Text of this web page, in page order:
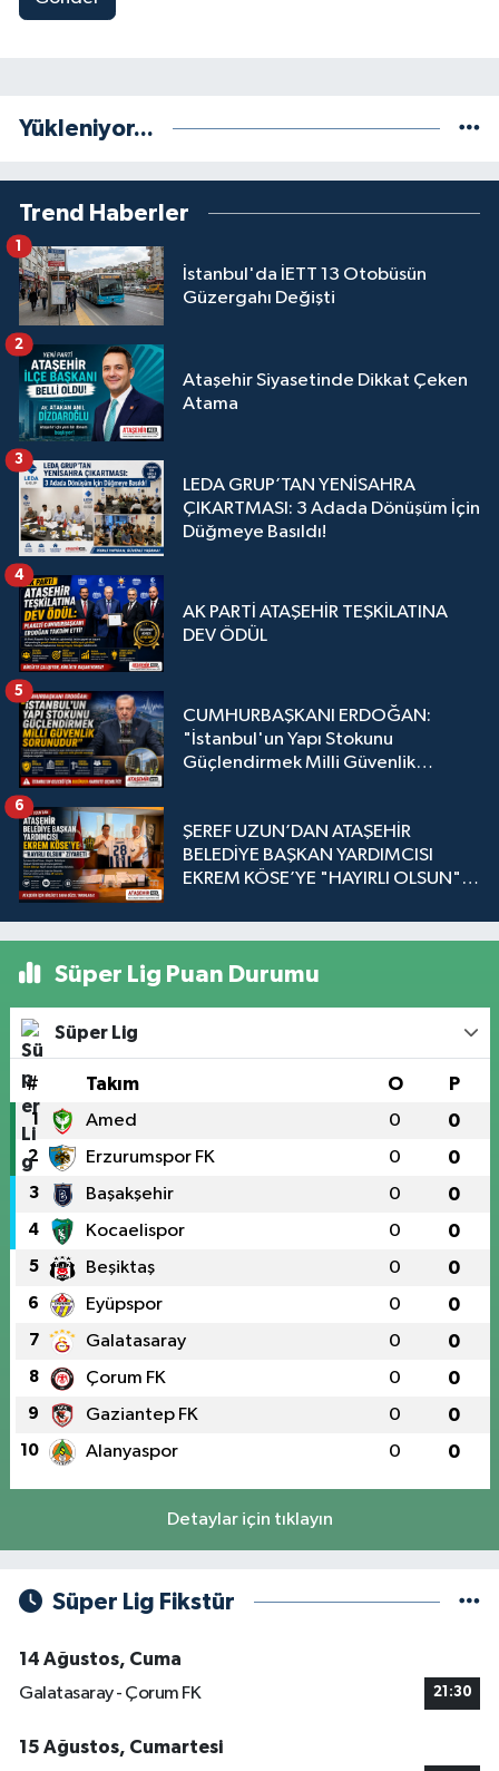
Yükleniyor...
Trend Haberler
İstanbul'da İETT 13 Otobüsün
Güzergahı Değişti
1
Ataşehir Siyasetinde Dikkat Çeken
Atama
2
LEDA GRUP’TAN YENİSAHRA
ÇIKARTMASI: 3 Adada Dönüşüm İçin
Düğmeye Basıldı!
3
AK PARTİ ATAŞEHİR TEŞKİLATINA
DEV ÖDÜL
4
CUMHURBAŞKANI ERDOĞAN:
"İstanbul'un Yapı Stokunu
Güçlendirmek Milli Güvenlik
5
ŞEREF UZUN’DAN ATAŞEHİR
BELEDİYE BAŞKAN YARDIMCISI
EKREM KÖSE’YE "HAYIRLI OLSUN"
6
Süper Lig Puan Durumu
Süper Lig
# Takım O P
1 Amed 0 0
2 Erzurumspor FK 0 0
3 Başakşehir 0 0
4 Kocaelispor 0 0
5 Beşiktaş 0 0
6 Eyüpspor 0 0
7 Galatasaray 0 0
8 Çorum FK 0 0
9 Gaziantep FK 0 0
10 Alanyaspor 0 0
Detaylar için tıklayın
Süper Lig Fikstür
14 Ağustos, Cuma
Galatasaray - Çorum FK
21:30
15 Ağustos, Cumartesi